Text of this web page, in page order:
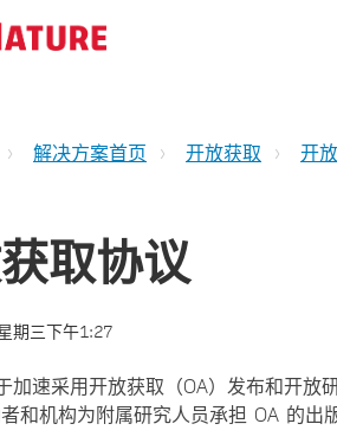
解决方案首页 开放获取 开
取协议
期三下午1:27
加速采用开放获取（OA）发布和开
和机构为附属研究人员承担 OA 的出